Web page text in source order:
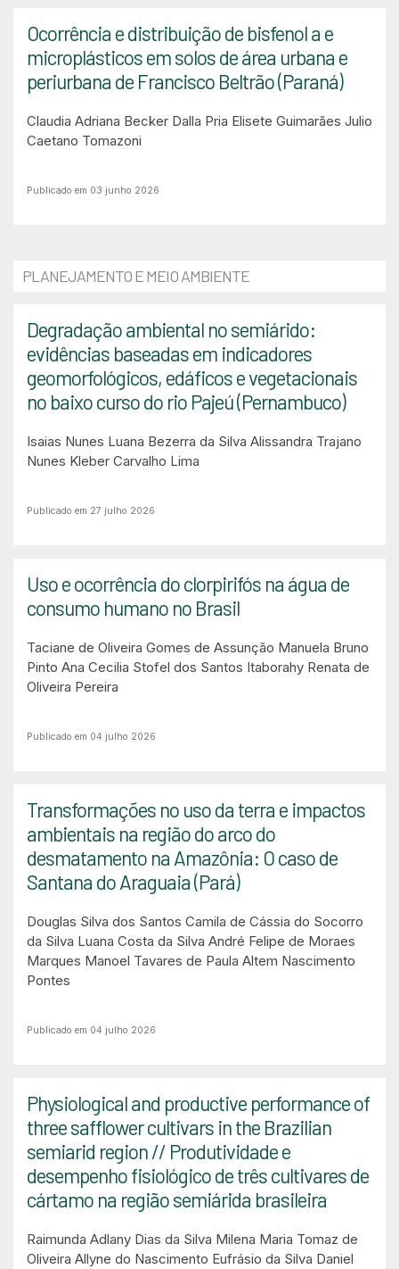
Ocorrência e distribuição de bisfenol a e
microplásticos em solos de área urbana e
periurbana de Francisco Beltrão (Paraná)
Claudia Adriana Becker Dalla Pria Elisete Guimarães Julio
Caetano Tomazoni
Publicado em 03 junho 2026
PLANEJAMENTO E MEIO AMBIENTE
Degradação ambiental no semiárido:
evidências baseadas em indicadores
geomorfológicos, edáficos e vegetacionais
no baixo curso do rio Pajeú (Pernambuco)
Isaias Nunes Luana Bezerra da Silva Alissandra Trajano
Nunes Kleber Carvalho Lima
Publicado em 27 julho 2026
Uso e ocorrência do clorpirifós na água de
consumo humano no Brasil
Taciane de Oliveira Gomes de Assunção Manuela Bruno
Pinto Ana Cecilia Stofel dos Santos Itaborahy Renata de
Oliveira Pereira
Publicado em 04 julho 2026
Transformações no uso da terra e impactos
ambientais na região do arco do
desmatamento na Amazônia: O caso de
Santana do Araguaia (Pará)
Douglas Silva dos Santos Camila de Cássia do Socorro
da Silva Luana Costa da Silva André Felipe de Moraes
Marques Manoel Tavares de Paula Altem Nascimento
Pontes
Publicado em 04 julho 2026
Physiological and productive performance of
three safflower cultivars in the Brazilian
semiarid region // Produtividade e
desempenho fisiológico de três cultivares de
cártamo na região semiárida brasileira
Raimunda Adlany Dias da Silva Milena Maria Tomaz de
Oliveira Allyne do Nascimento Eufrásio da Silva Daniel